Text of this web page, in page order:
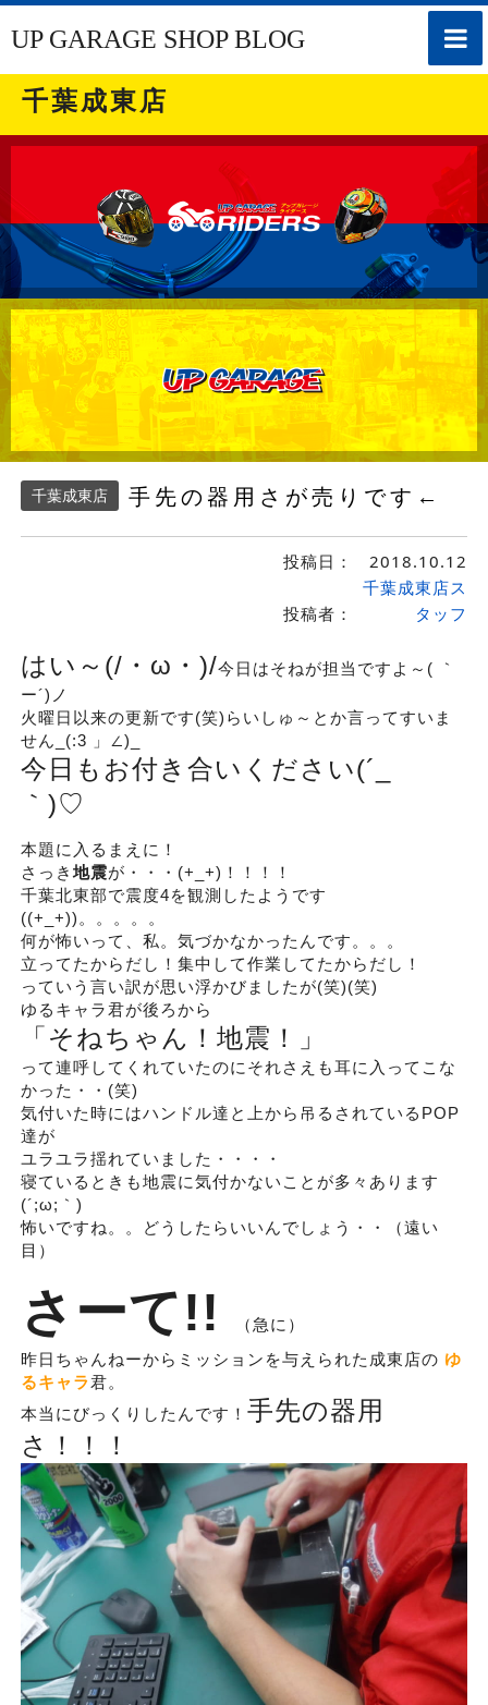
toggle
UP GARAGE SHOP BLOG
千葉成東店
千葉成東店 手先の器用さが売りです←
投稿日： 2018.10.12
投稿者：
千葉成東店ス
タッフ
はい～(/・ω・)/今日はそねが担当ですよ～( ｀
ー´)ノ
火曜日以来の更新です(笑)らいしゅ～とか言ってすいま
せん_(:3 」∠)_
今日もお付き合いください(´_ゝ
｀)♡
本題に入るまえに！
さっき地震が・・・(+_+)！！！！
千葉北東部で震度4を観測したようです
((+_+))。。。。。
何が怖いって、私。気づかなかったんです。。。
立ってたからだし！集中して作業してたからだし！
っていう言い訳が思い浮かびましたが(笑)(笑)
ゆるキャラ君が後ろから
「そねちゃん！地震！」
って連呼してくれていたのにそれさえも耳に入ってこな
かった・・(笑)
気付いた時にはハンドル達と上から吊るされているPOP
達が
ユラユラ揺れていました・・・・
寝ているときも地震に気付かないことが多々あります
(´;ω;｀)
怖いですね。。どうしたらいいんでしょう・・（遠い
目）
さーて!!
（急に）
昨日ちゃんねーからミッションを与えられた成東店の ゆ
るキャラ君。
本当にびっくりしたんです！ 手先の器用
さ！！！